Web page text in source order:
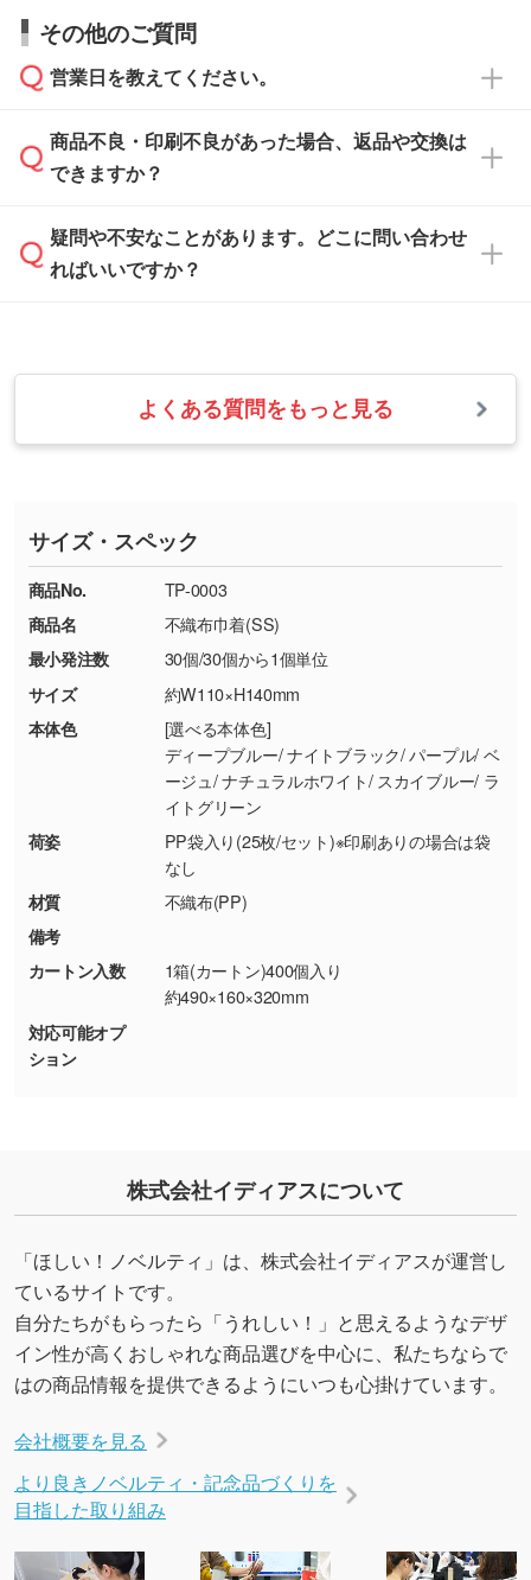
い合わせください。
なお、印刷用データの作り方に関する詳細は、
から添付してお送りください。
しい
解像度の低い画像や、手書きのイラスト、写真
などを、印刷に適したベクターデータに変換し
・フルカラーデータを1色に変換してほしい
・1色印刷でグラデーションや濃淡を表現した
い
す。→詳しく見る
・コーポレートカラーを使って印刷したい／印
刷色にこだわりがある
DIC・PANTONEなどのカラーチップの指定や、
現物支給による色指定も承っております。→
しく見る
・背景がある画像からキャラクター部分だけを
使いたいです
シンプルな背景のデータや、使いたいキャラク
ター部分の輪郭がはっきりしているデータは切
り抜き処理が可能です。→
・持っているデータの背景が足りない／塗り足
しの作り方が分からない
合、シンプルな色・柄の背景であれば拡張が可
URLをご指定いただければ、QRコードを生成
いたします。配置のご相談にも応じています。
→ 詳しく見る
お見積・ご注文・
相談いただきますと、担当スタッフがお客様の
ご希望や商品の本体色を確認し、印刷色をご提
本体色がブラック、ネイビーなど濃色の場合は
白色か淡い色の印刷色をおすすめしておりま
本体色がナチュラルなど淡色の場合、印刷をく
っきりと目立たせたいときは濃い印刷色が、柔
らかい雰囲気にしたいときは淡い印刷色が映え
また、お選びいただいた印刷色が本体色に合わ
ない場合や仕上がりに影響しそうな場合は、ス
その他のご質問
営業日を教えてください。
営業日は平日の10:00～18:00で、土日祝日はお
休みとなります。注文・見積・お問い合わせ
速やかに対応いたします。
商品不良・印刷不良があった場合、返品や交換は
できますか？
お手数をお掛けいたしますが、至急担当スタッ
フまでご連絡ください。商品の状況を確認し、
・お届け時に商品が損傷・故障している場合
・ご注文と異なる商品が届いた場合
・印刷不良があった場合
※詳しくは「商品の良品基準について
ください。
【返品・交換ができない場合】
・お客様の元で商品を加工された場合、または
商品が破損した場合
・商品到着後7日以上経過している場合
・お客様のご都合による返品・交換依頼(商
品・色・数量などの注文間違い等)
疑問や不安なことがあります。どこに問い合わせ
ればいいですか？
業日以内に担当スタッフよりメールにてご連絡
いたします。
お急ぎの場合はお電話でのご質問も受け付けて
TEL：0422-29-9911 営業時間10:00～
18:00(土日祝日除く)
お問い合わせフォームはこちら
よくある質問をもっと見る
サイズ・スペック
商品No.
TP-0003
商品名
不織布巾着(SS)
最小発注数
30個/30個から1個単位
サイズ
約W110×H140mm
本体色
[選べる本体色]
ディープブルー/ ナイトブラック/ パープル/ ベ
ージュ/ ナチュラルホワイト/ スカイブルー/ ラ
イトグリーン
荷姿
PP袋入り(25枚/セット)※印刷ありの場合は袋
なし
材質
不織布(PP)
備考
カートン入数
1箱(カートン)400個入り
約490×160×320mm
対応可能オプ
ション
株式会社イディアスについて
「ほしい！ノベルティ」は、株式会社イディアスが運営し
ているサイトです。
自分たちがもらったら「うれしい！」と思えるようなデザ
イン性が高くおしゃれな商品選びを中心に、私たちならで
はの商品情報を提供できるようにいつも心掛けています。
会社概要を見る
より良きノベルティ・記念品づくりを
目指した取り組み